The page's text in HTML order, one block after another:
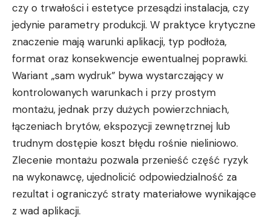
czy o trwałości i estetyce przesądzi instalacja, czy
jedynie parametry produkcji. W praktyce krytyczne
znaczenie mają warunki aplikacji, typ podłoża,
format oraz konsekwencje ewentualnej poprawki.
Wariant „sam wydruk” bywa wystarczający w
kontrolowanych warunkach i przy prostym
montażu, jednak przy dużych powierzchniach,
łączeniach brytów, ekspozycji zewnętrznej lub
trudnym dostępie koszt błędu rośnie nieliniowo.
Zlecenie montażu pozwala przenieść część ryzyk
na wykonawcę, ujednolicić odpowiedzialność za
rezultat i ograniczyć straty materiałowe wynikające
z wad aplikacji.